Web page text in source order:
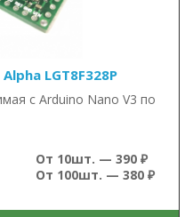
LGT8F328P
с Arduino Nano V3 по
От 10шт. — 390 ₽
От 100шт. — 380 ₽